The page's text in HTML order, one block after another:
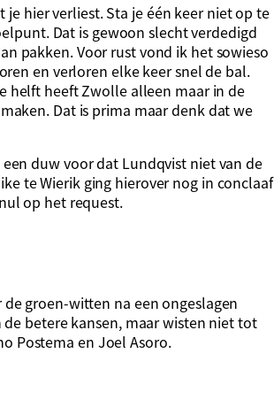
hier verliest. Sta je één keer niet op te
Dat is gewoon slecht verdedigd
pakken. Voor rust vond ik het sowieso
en verloren elke keer snel de bal.
helft heeft Zwolle alleen maar in de
Dat is prima maar denk dat we
duw voor dat Lundqvist niet van de
te Wierik ging hierover nog in conclaaf
op het request.
groen-witten na een ongeslagen
betere kansen, maar wisten niet tot
Postema en Joel Asoro.